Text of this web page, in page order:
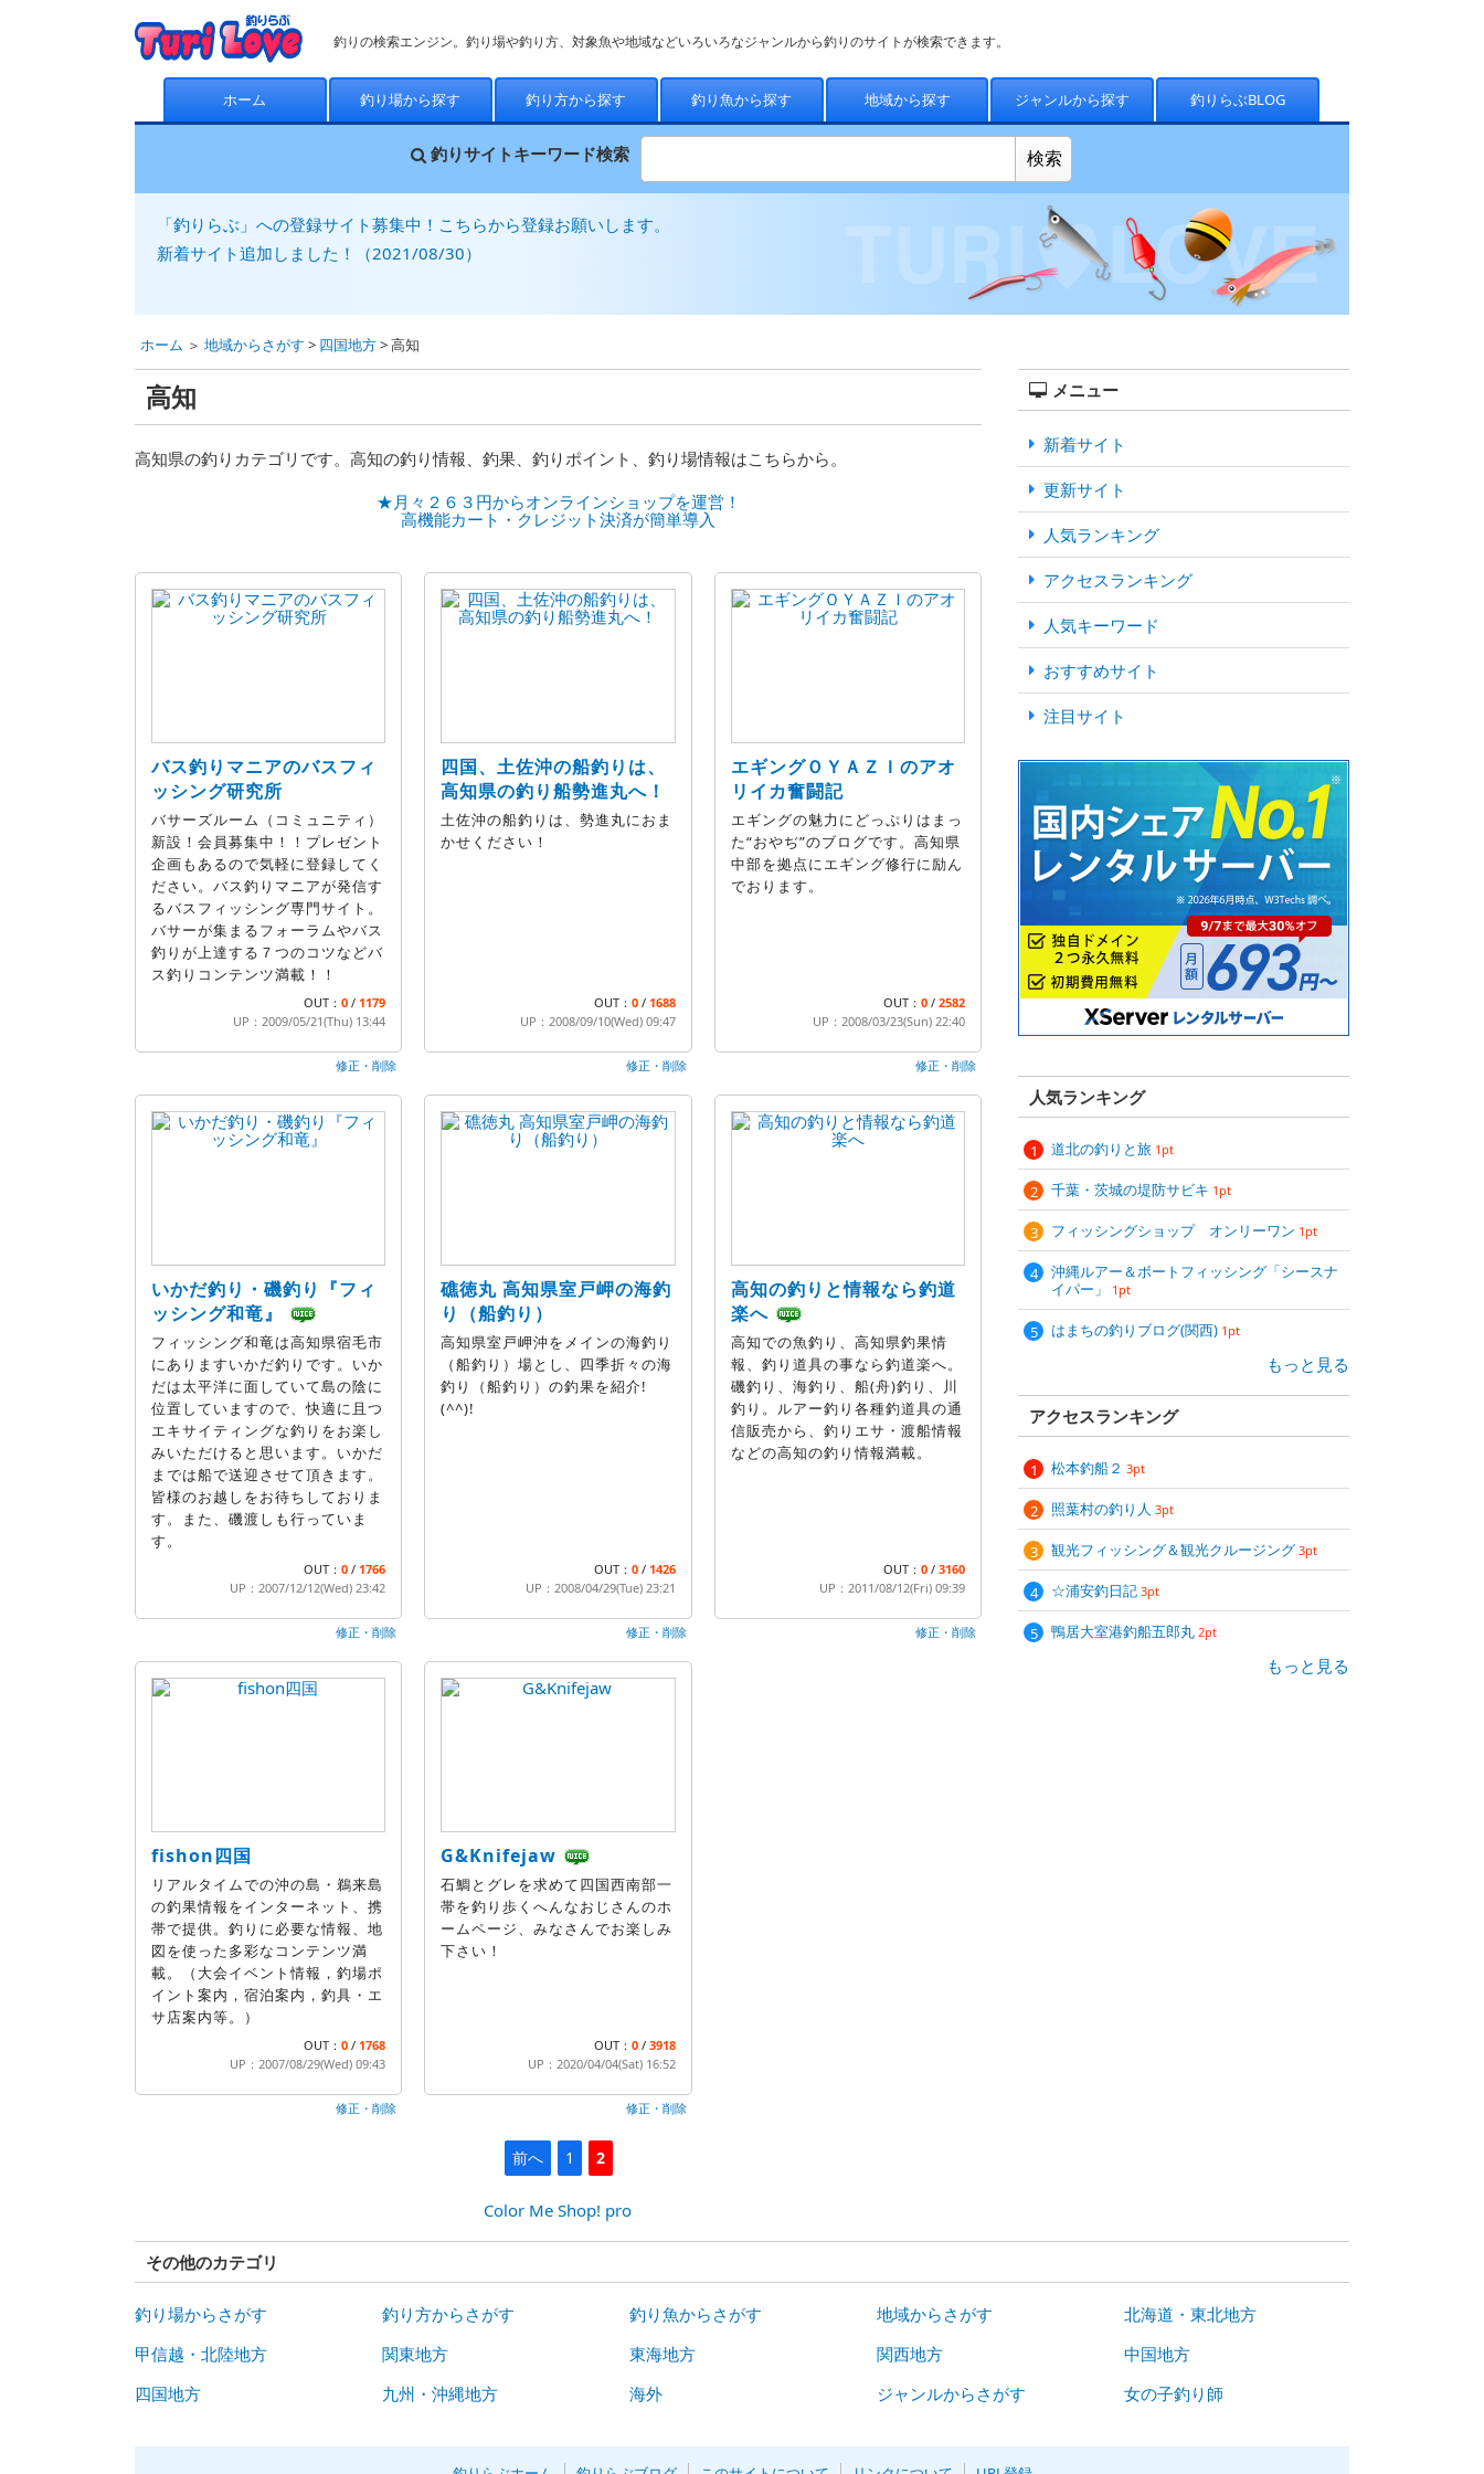
釣りの検索エンジン。釣り場や釣り方、対象魚や地域などいろいろなジャンルから釣りのサイトが検索できます。
ホーム 釣り場から探す 釣り方から探す 釣り魚から探す 地域から探す ジャンルから探す 釣りらぶBLOG
釣りサイトキーワード検索
「釣りらぶ」への登録サイト募集中！こちらから登録お願いします。
新着サイト追加しました！（2021/08/30）
ホーム ＞ 地域からさがす > 四国地方> 高知
高知
高知県の釣りカテゴリです。高知の釣り情報、釣果、釣りポイント、釣り場情報はこちらから。
★月々２６３円からオンラインショップを運営！
高機能カート・クレジット決済が簡単導入
バス釣りマニアのバスフィ
ッシング研究所
バサーズルーム（コミュニティ）
新設！会員募集中！！プレゼント
企画もあるので気軽に登録してく
ださい。バス釣りマニアが発信す
るバスフィッシング専門サイト。
バサーが集まるフォーラムやバス
釣りが上達する７つのコツなどバ
ス釣りコンテンツ満載！！
OUT：0 /1179
UP：2009/05/21(Thu) 13:44
修正・削除
四国、土佐沖の船釣りは、
高知県の釣り船勢進丸へ！
土佐沖の船釣りは、勢進丸におま
かせください！
OUT： 0/ 1688
UP：2008/09/10(Wed) 09:47
修正・削除
エギングＯＹＡＺＩのアオ
リイカ奮闘記
エギングの魅力にどっぷりはまっ
た“おやぢ”のブログです。高知県
中部を拠点にエギング修行に励ん
でおります。
OUT： 0/ 2582
UP：2008/03/23(Sun) 22:40
修正・削除
いかだ釣り・磯釣り『フィ
ッシング和竜』
フィッシング和竜は高知県宿毛市
にありますいかだ釣りです。いか
だは太平洋に面していて島の陰に
位置していますので、快適に且つ
エキサイティングな釣りをお楽し
みいただけると思います。いかだ
までは船で送迎させて頂きます。
皆様のお越しをお待ちしておりま
す。また、磯渡しも行っていま
す。
OUT：0 /1766
UP：2007/12/12(Wed) 23:42
修正・削除
礁徳丸 高知県室戸岬の海釣
り（船釣り）
高知県室戸岬沖をメインの海釣り
（船釣り）場とし、四季折々の海
釣り（船釣り）の釣果を紹介!
(^^)!
OUT： 0/ 1426
UP：2008/04/29(Tue) 23:21
修正・削除
高知の釣りと情報なら釣道
楽へ
高知での魚釣り、高知県釣果情
報、釣り道具の事なら釣道楽へ。
磯釣り、海釣り、船(舟)釣り、川
釣り。ルアー釣り各種釣道具の通
信販売から、釣りエサ・渡船情報
などの高知の釣り情報満載。
OUT： 0/ 3160
UP：2011/08/12(Fri) 09:39
修正・削除
fishon四国
リアルタイムでの沖の島・鵜来島
の釣果情報をインターネット、携
帯で提供。釣りに必要な情報、地
図を使った多彩なコンテンツ満
載。（大会イベント情報，釣場ポ
イント案内，宿泊案内，釣具・エ
サ店案内等。）
OUT：0 /1768
UP：2007/08/29(Wed) 09:43
修正・削除
G&Knifejaw
石鯛とグレを求めて四国西南部一
帯を釣り歩くへんなおじさんのホ
ームページ、みなさんでお楽しみ
下さい！
OUT： 0/ 3918
UP：2020/04/04(Sat) 16:52
修正・削除
前へ 1 2
Color Me Shop! pro
メニュー
新着サイト
更新サイト
人気ランキング
アクセスランキング
人気キーワード
おすすめサイト
注目サイト
人気ランキング
道北の釣りと旅 1pt
千葉・茨城の堤防サビキ 1pt
フィッシングショップ オンリーワン 1pt
沖縄ルアー＆ボートフィッシング「シースナ
イパー」
1pt
はまちの釣りブログ(関西) 1pt
もっと見る
アクセスランキング
松本釣船２ 3pt
照葉村の釣り人 3pt
観光フィッシング＆観光クルージング 3pt
☆浦安釣日記 3pt
鴨居大室港釣船五郎丸 2pt
もっと見る
その他のカテゴリ
釣り場からさがす 釣り方からさがす 釣り魚からさがす 地域からさがす
北海道・東北地方
甲信越・北陸地方
関東地方 東海地方 関西地方
中国地方
四国地方
九州・沖縄地方 海外 ジャンルからさがす 女の子釣り師